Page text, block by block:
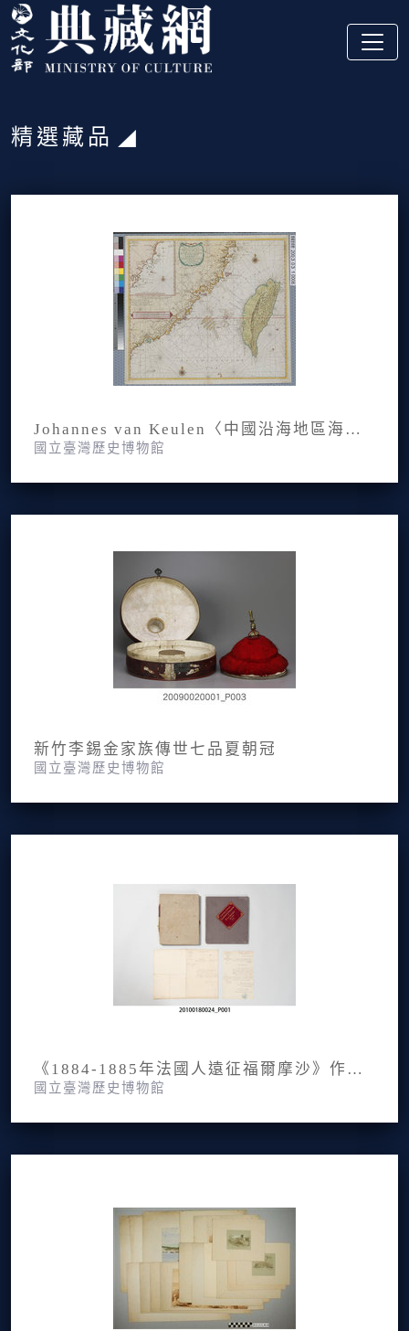
跳到主要內容
:::
:::
精選藏品
Johannes van Keulen〈中國沿海地區海圖：廣東、福建與福爾摩沙島〉
國立臺灣歷史博物館
新竹李錫金家族傳世七品夏朝冠
國立臺灣歷史博物館
《1884-1885年法國人遠征福爾摩沙》作者手稿
國立臺灣歷史博物館